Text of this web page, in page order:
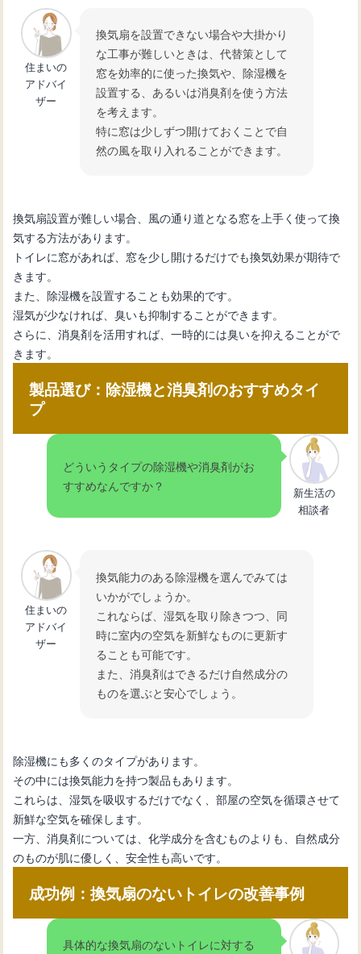
住まいの
アドバイ
ザー
換気扇を設置できない場合や大掛かり
な工事が難しいときは、代替策として
窓を効率的に使った換気や、除湿機を
設置する、あるいは消臭剤を使う方法
を考えます。
特に窓は少しずつ開けておくことで自
然の風を取り入れることができます。
換気扇設置が難しい場合、風の通り道となる窓を上手く使って換
気する方法があります。
トイレに窓があれば、窓を少し開けるだけでも換気効果が期待で
きます。
また、除湿機を設置することも効果的です。
湿気が少なければ、臭いも抑制することができます。
さらに、消臭剤を活用すれば、一時的には臭いを抑えることがで
きます。
製品選び：除湿機と消臭剤のおすすめタイ
プ
どういうタイプの除湿機や消臭剤がお
すすめなんですか？
新生活の
相談者
住まいの
アドバイ
ザー
換気能力のある除湿機を選んでみては
いかがでしょうか。
これならば、湿気を取り除きつつ、同
時に室内の空気を新鮮なものに更新す
ることも可能です。
また、消臭剤はできるだけ自然成分の
ものを選ぶと安心でしょう。
除湿機にも多くのタイプがあります。
その中には換気能力を持つ製品もあります。
これらは、湿気を吸収するだけでなく、部屋の空気を循環させて
新鮮な空気を確保します。
一方、消臭剤については、化学成分を含むものよりも、自然成分
のものが肌に優しく、安全性も高いです。
成功例：換気扇のないトイレの改善事例
具体的な換気扇のないトイレに対する